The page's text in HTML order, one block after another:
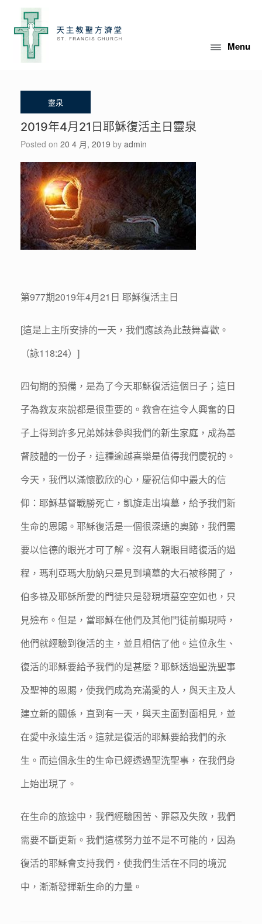
content
Menu
2019年4月21日耶穌復活主日靈泉
Posted on 20 4 月, 2019 by admin
第977期2019年4月21日 耶穌復活主日
[這是上主所安排的一天，我們應該為此鼓舞喜歡。
（詠118:24）]
四旬期的預備，是為了今天耶穌復活這個日子；這日
子為教友來說都是很重要的。教會在這令人興奮的日
子上得到許多兄弟姊妹參與我們的新生家庭，成為基
督肢體的一份子，這種逾越喜樂是值得我們慶祝的。
今天，我們以滿懷歡欣的心，慶祝信仰中最大的信
仰：耶穌基督戰勝死亡，凱旋走出墳墓，給予我們新
生命的恩賜。耶穌復活是一個很深遠的奧跡，我們需
要以信德的眼光才可了解。沒有人親眼目睹復活的過
程，瑪利亞瑪大肋納只是見到墳墓的大石被移開了，
伯多祿及耶穌所愛的門徒只是發現墳墓空空如也，只
見殮布。但是，當耶穌在他們及其他門徒前顯現時，
他們就經驗到復活的主，並且相信了他。這位永生、
復活的耶穌要給予我們的是甚麼？耶穌透過聖洗聖事
及聖神的恩賜，使我們成為充滿愛的人，與天主及人
建立新的關係，直到有一天，與天主面對面相見，並
在愛中永遠生活。這就是復活的耶穌要給我們的永
生。而這個永生的生命已經透過聖洗聖事，在我們身
上始出現了。
在生命的旅途中，我們經驗困苦、罪惡及失敗，我們
需要不斷更新。我們這樣努力並不是不可能的，因為
復活的耶穌會支持我們，使我們生活在不同的境況
中，漸漸發揮新生命的力量。